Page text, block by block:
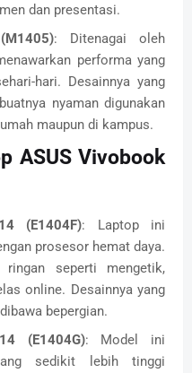
dan presentasi.
: Ditenagai oleh
performa yang
hari. Desainnya yang
nyaman digunakan
maupun di kampus.
ASUS Vivobook
(E1404F): Laptop ini
prosesor hemat daya.
seperti mengetik,
online. Desainnya yang
bepergian.
(E1404G): Model ini
sedikit lebih tinggi